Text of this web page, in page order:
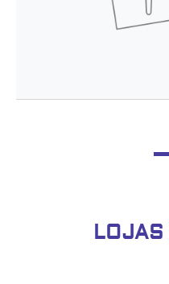
LOJAS